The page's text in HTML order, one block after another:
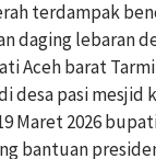
terdampak
daging lebaran
Aceh barat
desa pasi mesjid
Maret 2026
bantuan